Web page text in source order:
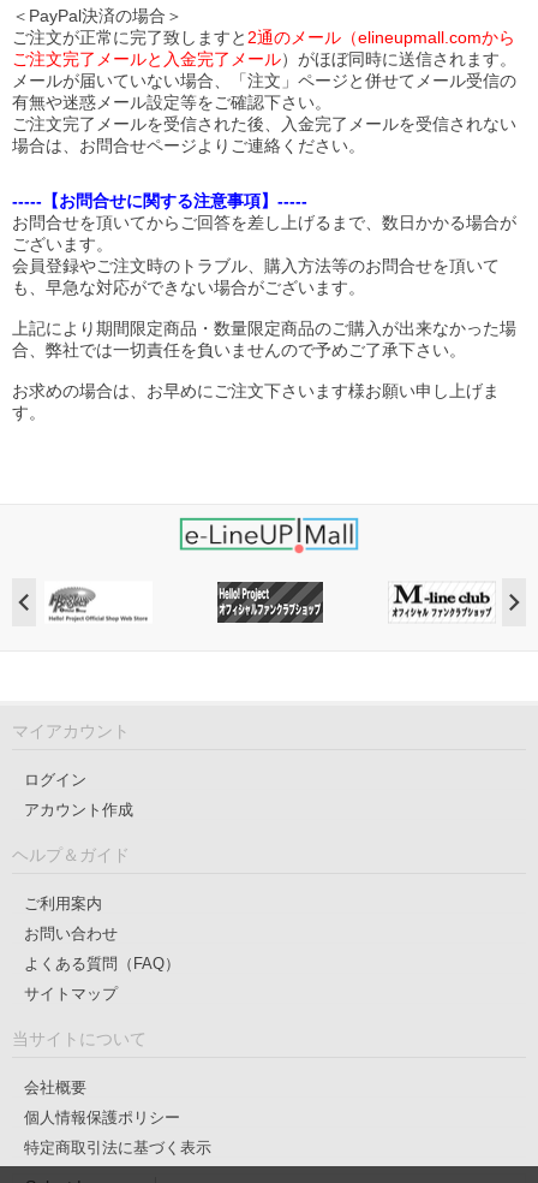
＜PayPal決済の場合＞
ご注文が正常に完了致しますと 2通のメール（elineupmall.comから
ご注文完了メールと入金完了メール）がほぼ同時に送信されます。
メールが届いていない場合、「注文」ページと併せてメール受信の
有無や迷惑メール設定等をご確認下さい。
ご注文完了メールを受信された後、入金完了メールを受信されない
場合は、お問合せページよりご連絡ください。
-----【お問合せに関する注意事項】-----
お問合せを頂いてからご回答を差し上げるまで、数日かかる場合が
ございます。
会員登録やご注文時のトラブル、購入方法等のお問合せを頂いて
も、早急な対応ができない場合がございます。
上記により期間限定商品・数量限定商品のご購入が出来なかった場
合、弊社では一切責任を負いませんので予めご了承下さい。
お求めの場合は、お早めにご注文下さいます様お願い申し上げま
す。
マイアカウント
ログイン
アカウント作成
ヘルプ＆ガイド
ご利用案内
お問い合わせ
よくある質問（FAQ）
サイトマップ
当サイトについて
会社概要
個人情報保護ポリシー
特定商取引法に基づく表示